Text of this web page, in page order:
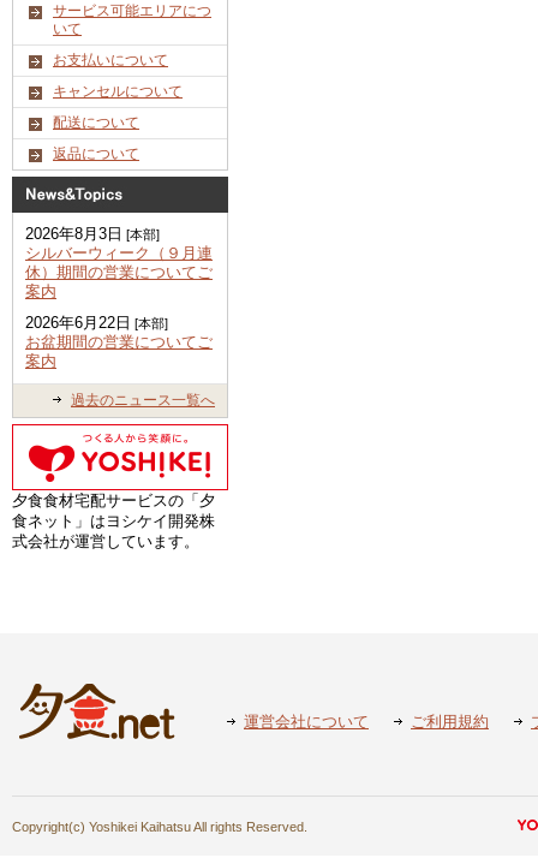
サービス可能エリアにつ
いて
お支払いについて
キャンセルについて
配送について
返品について
2026年8月3日 [本部]
シルバーウィーク（９月連
休）期間の営業についてご
案内
2026年6月22日 [本部]
お盆期間の営業についてご
案内
過去のニュース一覧へ
夕食食材宅配サービスの「夕
食ネット」はヨシケイ開発株
式会社が運営しています。
運営会社について ご利用規約
Copyright(c) Yoshikei Kaihatsu All rights Reserved.